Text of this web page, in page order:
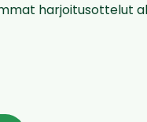
harjoitusottelut